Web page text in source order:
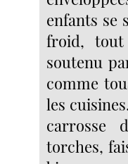
enfants se
froid, tout
soutenu
comme
les
carrosse
torches,